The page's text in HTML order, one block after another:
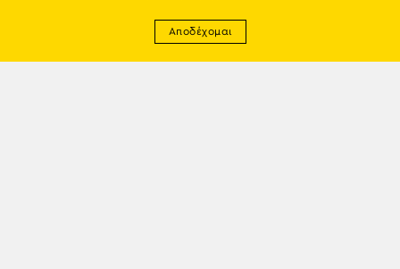
Αποδέχομαι